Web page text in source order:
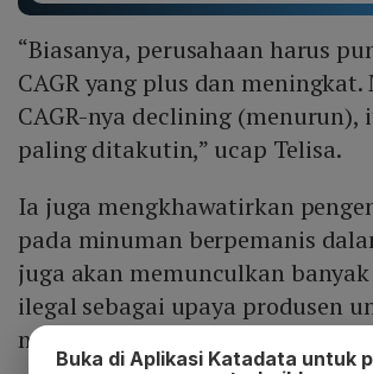
“Biasanya, perusahaan harus
CAGR yang plus dan
CAGR-nya declining (menurun),
paling ditakutin,” ucap Telisa.
Ia juga mengkhawatirkan
pada minuman berpemanis
juga akan memunculkan
ilegal sebagai upaya produsen
mengurangi biaya produksi.
Buka di Aplikasi Katadata untuk